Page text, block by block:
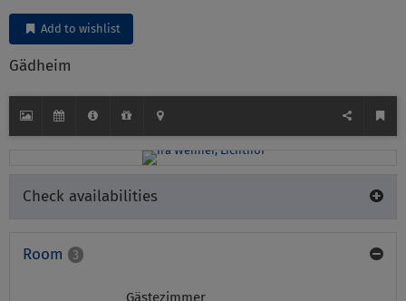
Add to wishlist
Gädheim
Check availabilities
Room 3
Gästezimmer